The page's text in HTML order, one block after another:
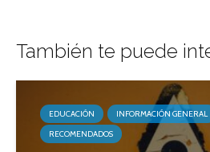
También te puede
EDUCACIÓN
INFORMACIÓN GENERAL
RECOMENDADOS